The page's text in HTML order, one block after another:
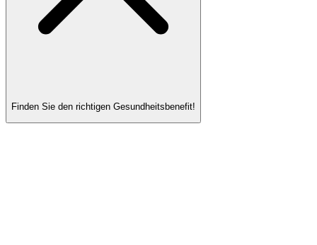
Finden Sie den richtigen Gesundheitsbenefit!